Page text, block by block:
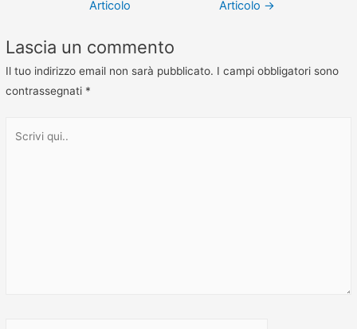
Articolo
Articolo →
Lascia un commento
Il tuo indirizzo email non sarà pubblicato. I campi obbligatori sono
contrassegnati *